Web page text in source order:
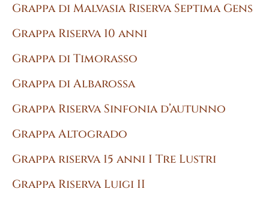
Grappa di Malvasia Riserva Septima Gens
Grappa Riserva 10 anni
Grappa di Timorasso
Grappa di Albarossa
Grappa Riserva Sinfonia d’autunno
Grappa Altogrado
Grappa riserva 15 anni I Tre Lustri
Grappa Riserva Luigi II